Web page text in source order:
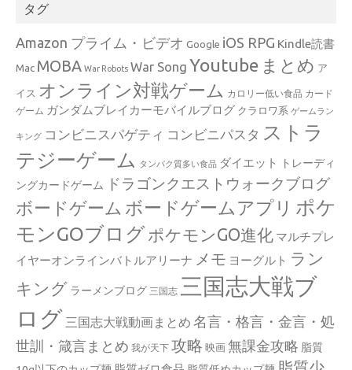
タグ
Amazon プライム・ビデオ Google iOS RPG Kindle読書
Mac MOBA War Robots War Song Youtube まとめ ア
イス オンライン対戦ゲーム カロリー低い食品 カード
ゲーム ガンダムブレイカーモバイルブログ クラロワ系 ゲームラン
キング コンビニスパゲティ コンビニパスタ ストラ
テジーゲーム
タンパク質多い食品 ダイエット
トレーディ
ングカードゲーム
ドラゴンクエストウォークブログ
ボードゲーム ボードゲームアプリ ポケ
モンGOブログ ポケモンGO進化 マルチプレ
イヤーオンラインバトルアリーナ メモ ヨーグルト ラン
キング ラーメンブログ 三国志 三国志大戦ブ
ログ 三国志大戦動画まとめ 名言・格言・金言・処
世訓・箴言まとめ 我が天下 攻略 映画 無課金攻略 脂質